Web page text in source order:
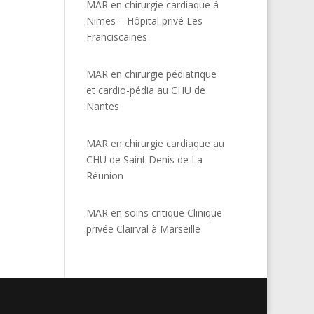
MAR en chirurgie cardiaque à
Nimes – Hôpital privé Les
Franciscaines
MAR en chirurgie pédiatrique
et cardio-pédia au CHU de
Nantes
MAR en chirurgie cardiaque au
CHU de Saint Denis de La
Réunion
MAR en soins critique Clinique
privée Clairval à Marseille